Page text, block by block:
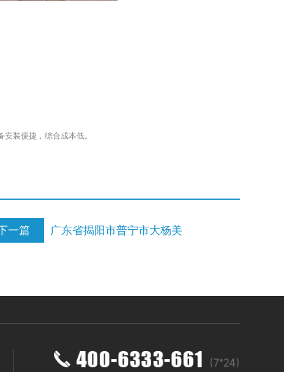
装便捷，综合成本低。
一篇 广东省揭阳市普宁市大杨美